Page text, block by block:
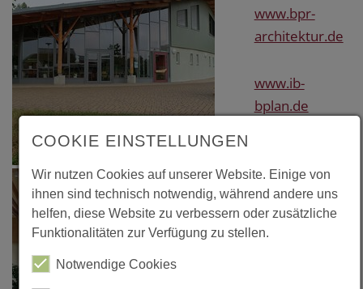
www.bpr-
architektur.de
www.ib-
bplan.de
COOKIE EINSTELLUNGEN
Wir nutzen Cookies auf unserer Website. Einige von
ihnen sind technisch notwendig, während andere uns
helfen, diese Website zu verbessern oder zusätzliche
Funktionalitäten zur Verfügung zu stellen.
Notwendige Cookies